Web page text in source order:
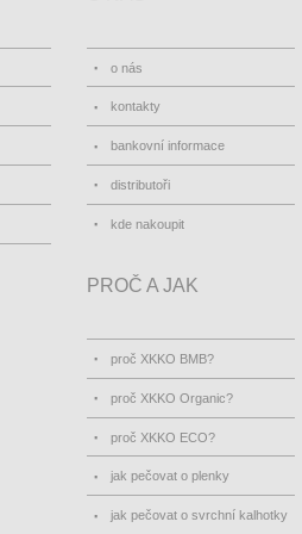
o nás
kontakty
bankovní informace
distributoři
kde nakoupit
PROČ A JAK
proč XKKO BMB?
proč XKKO Organic?
proč XKKO ECO?
jak pečovat o plenky
jak pečovat o svrchní kalhotky